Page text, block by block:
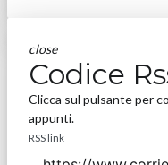
close
Codice
Clicca sul pulsante per
appunti.
RSS link